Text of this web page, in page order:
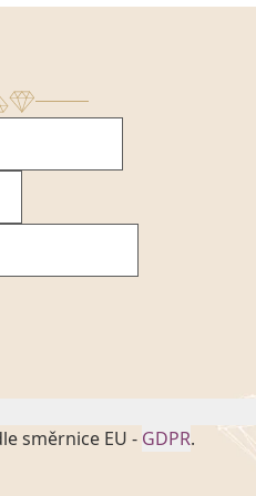
směrnice EU - GDPR.
zákonem č. 101/2000 Sb. v